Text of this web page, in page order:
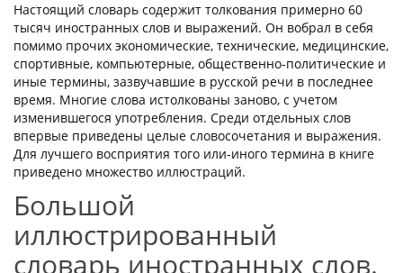
Настоящий словарь содержит толкования примерно 60
тысяч иностранных слов и выражений. Он вобрал в себя
помимо прочих экономические, технические, медицинские,
спортивные, компьютерные, общественно-политические и
иные термины, зазвучавшие в русской речи в последнее
время. Многие слова истолкованы заново, с учетом
изменившегося употребления. Среди отдельных слов
впервые приведены целые словосочетания и выражения.
Для лучшего восприятия того или-иного термина в книге
приведено множество иллюстраций.
Большой
иллюстрированный
словарь иностранных слов.